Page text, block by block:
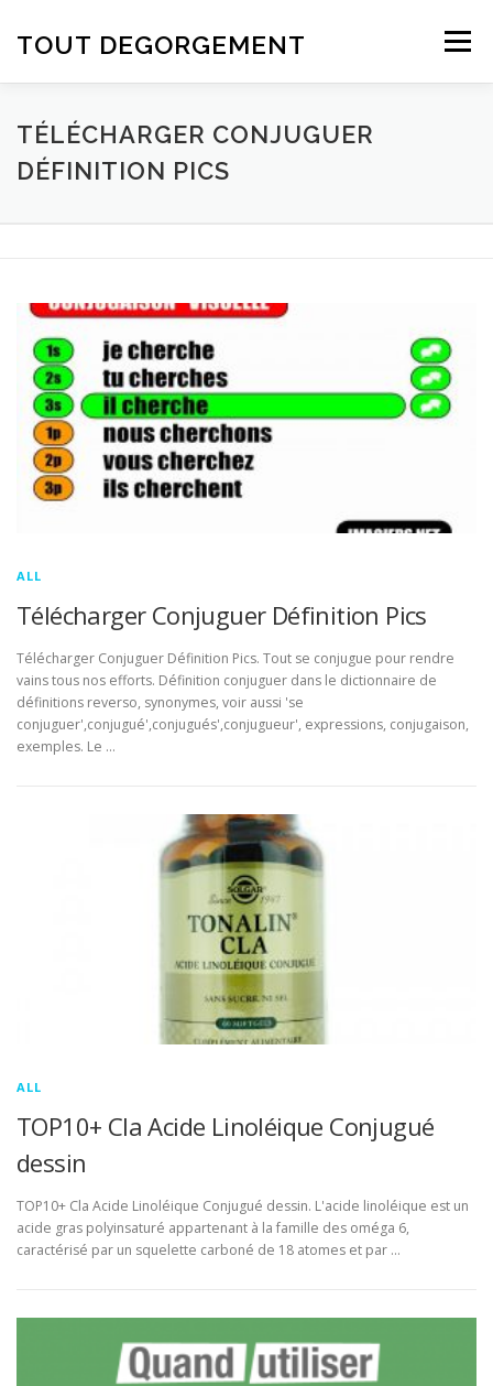
TOUT DEGORGEMENT Menu
TÉLÉCHARGER CONJUGUER
DÉFINITION PICS
ALL
Télécharger Conjuguer Définition Pics
Télécharger Conjuguer Définition Pics. Tout se conjugue pour rendre
vains tous nos efforts. Définition conjuguer dans le dictionnaire de
définitions reverso, synonymes, voir aussi 'se
conjuguer',conjugué',conjugués',conjugueur', expressions, conjugaison,
exemples. Le …
ALL
TOP10+ Cla Acide Linoléique Conjugué
dessin
TOP10+ Cla Acide Linoléique Conjugué dessin. L'acide linoléique est un
acide gras polyinsaturé appartenant à la famille des oméga 6,
caractérisé par un squelette carboné de 18 atomes et par …